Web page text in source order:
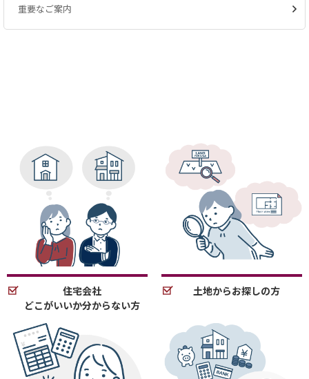
重要なご案内
住宅会社
どこがいいか分からない方
土地からお探しの方